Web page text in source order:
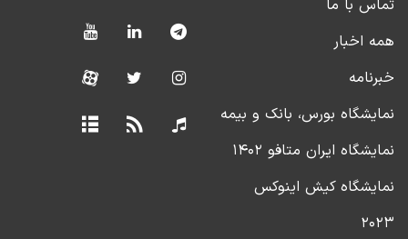
تماس با ما
همه اخبار
خبرنامه
نمایشگاه بورس، بانک و بیمه
نمایشگاه ایران متافو ۱۴۰۲
نمایشگاه کیش اینوکس
۲۰۲۳